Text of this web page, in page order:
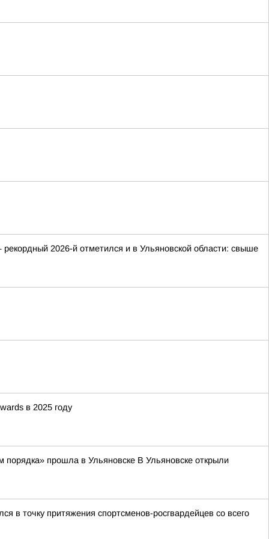
2026-й отметился и в Ульяновской области: свыше
в 2025 году
порядка» прошла в Ульяновске В Ульяновске открыли
в точку притяжения спортсменов-росгвардейцев со всего